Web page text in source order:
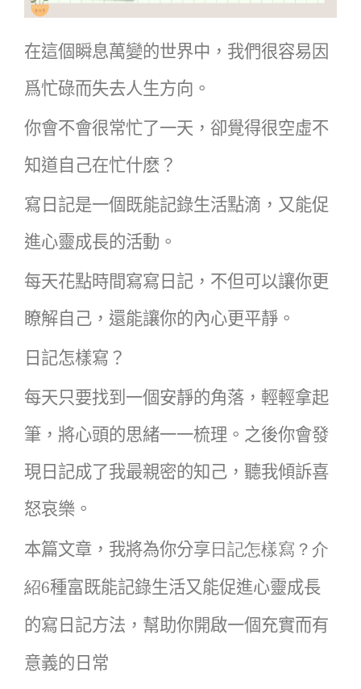
在這個瞬息萬變的世界中，我們很容易因
爲忙碌而失去人生方向。
你會不會很常忙了一天，卻覺得很空虛不
知道自己在忙什麽？
寫日記是一個既能記錄生活點滴，又能促
進心靈成長的活動。
每天花點時間寫寫日記，不但可以讓你更
瞭解自己，還能讓你的內心更平靜。
日記怎樣寫？
每天只要找到一個安靜的角落，輕輕拿起
筆，將心頭的思緒一一梳理。之後你會發
現日記成了我最親密的知己，聽我傾訴喜
怒哀樂。
本篇文章，我將為你分享日記怎樣寫？介
紹6種富既能記錄生活又能促進心靈成長
的寫日記方法，幫助你開啟一個充實而有
意義的日常